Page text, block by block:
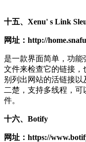
十五、Xenu' s Link
网址：http://
是一款界面简单，功
文件来检查它的链接
别列出网站的活链接
二楚，支持多线程，
件。
十六、Botify
网址：https://